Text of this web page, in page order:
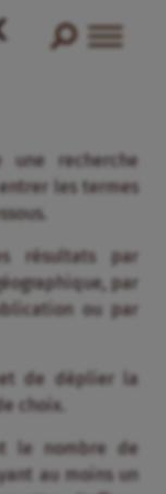
une recherche
les termes
résultats par
par
ou par
de déplier la
choix.
le nombre de
au moins un